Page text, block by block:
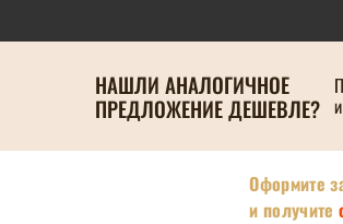
НАШЛИ АНАЛОГИЧНОЕ
ПРЕДЛОЖЕНИЕ ДЕШЕВЛЕ?
Оформите
и получите